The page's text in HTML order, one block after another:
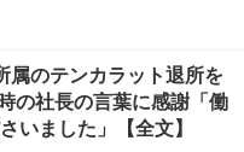
属のテンカラット退所を
の社長の言葉に感謝「働
いました」【全文】